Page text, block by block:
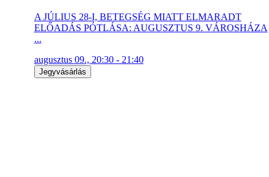
A JÚLIUS 28-I, BETEGSÉG MIATT ELMARADT
ELŐADÁS PÓTLÁSA: AUGUSZTUS 9. VÁROSHÁZA
...
augusztus 09., 20:30 - 21:40
Jegyvásárlás